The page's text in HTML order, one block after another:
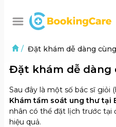
/ Đặt khám dễ dàng
Đặt khám dễ dàng
Sau đây là một số bác sĩ giỏi
Khám tầm soát ung thư tại
nhân có thể đặt lịch trước tại
hiệu quả.